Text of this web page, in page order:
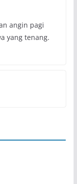
angin pagi
yang tenang.